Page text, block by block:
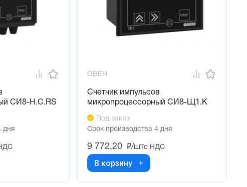
СИ8-Н.С.RS
дня
ОВЕН
Счетчик импульсов
микропроцессорный СИ8-Щ1.К
Под заказ
Срок производства 4 дня
9 772,20 ₽/штс НДС
В корзину